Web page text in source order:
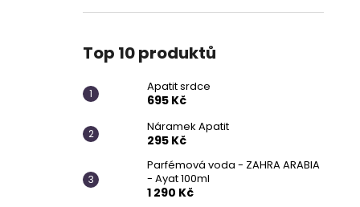
Top 10 produktů
Apatit srdce
695 Kč
Náramek Apatit
295 Kč
Parfémová voda - ZAHRA ARABIA
- Ayat 100ml
1 290 Kč